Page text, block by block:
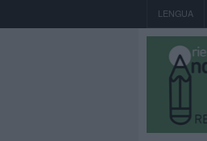
LENGUA